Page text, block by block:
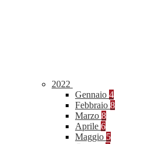
2022
Gennaio 4
Febbraio 8
Marzo 8
Aprile 6
Maggio 5